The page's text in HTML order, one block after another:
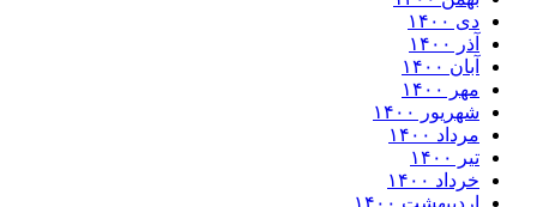
دی ۱۴۰۰
آذر ۱۴۰۰
آبان ۱۴۰۰
مهر ۱۴۰۰
شهریور ۱۴۰۰
مرداد ۱۴۰۰
تیر ۱۴۰۰
خرداد ۱۴۰۰